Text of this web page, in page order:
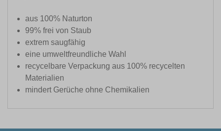
aus 100% Naturton
99% frei von Staub
extrem saugfähig
eine umweltfreundliche Wahl
recycelbare Verpackung aus 100% recycelten
Materialien
mindert Gerüche ohne Chemikalien